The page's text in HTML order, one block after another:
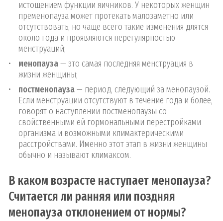
истощением функции яичников. У некоторых женщин
пременопауза может протекать малозаметно или
отсутствовать, но чаще всего такие изменения длятся
около года и проявляются нерегулярностью
менструаций;
менопауза— это самая последняя менструация в
жизни женщины;
постменопауза— период, следующий за менопаузой.
Если менструации отсутствуют в течение года и более,
говорят о наступлении постменопаузы со
свойственными ей гормональными перестройками
организма и возможными климактерическими
расстройствами. Именно этот этап в жизни женщины
обычно и называют климаксом.
В каком возрасте наступает менопауза?
Считается ли ранняя или поздняя
менопауза отклонением от нормы?